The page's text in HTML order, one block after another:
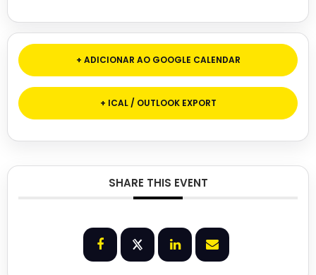
+ ADICIONAR AO GOOGLE CALENDAR
+ ICAL / OUTLOOK EXPORT
SHARE THIS EVENT